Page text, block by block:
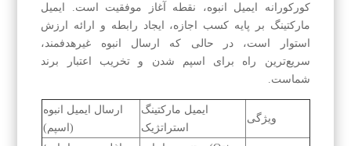
کورکورانه ایمیل انبوه، نقطه آغاز موفقیت است. ایمیل
مارکتینگ بر پایه کسب اجازه، ایجاد رابطه و ارائه ارزش
استوار است، در حالی که ارسال انبوه غیرهدفمند،
سریع‌ترین راه برای اسپم شدن و تخریب اعتبار برند
شماست.
ارسال ایمیل انبوه
(اسپم)
ایمیل مارکتینگ
استراتژیک
ویژگی